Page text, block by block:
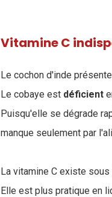
Vitamine C
Le cochon d'inde
Le cobaye est déficient
Puisqu'elle se dégrade
manque seulement par
La vitamine C existe
Elle est plus pratique en